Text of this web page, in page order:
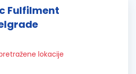
Fulfilment
lokacije